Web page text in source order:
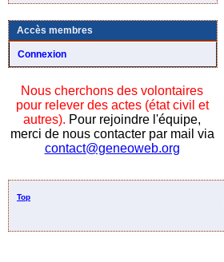
Accès membres
Connexion
Nous cherchons des volontaires
pour relever des actes (état civil et
autres). Pour rejoindre l'équipe,
merci de nous contacter par mail via
contact@geneoweb.org
Top